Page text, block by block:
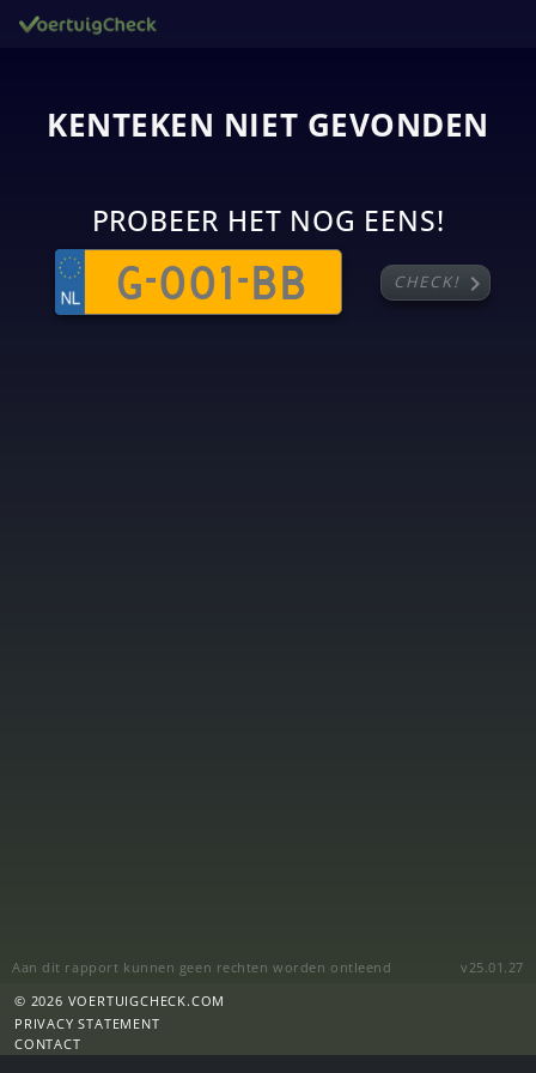
KENTEKEN NIET GEVONDEN
PROBEER HET NOG EENS!
CHECK! chevron_right
Aan dit rapport kunnen geen rechten worden ontleend
v25.01.27
© 2026 VOERTUIGCHECK.COM
PRIVACY STATEMENT
CONTACT